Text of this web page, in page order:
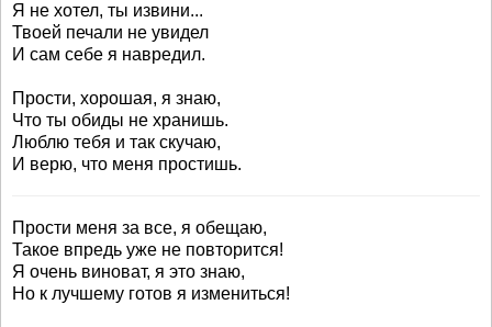
Я не хотел, ты извини...
Твоей печали не увидел
И сам себе я навредил.
Прости, хорошая, я знаю,
Что ты обиды не хранишь.
Люблю тебя и так скучаю,
И верю, что меня простишь.
Прости меня за все, я обещаю,
Такое впредь уже не повторится!
Я очень виноват, я это знаю,
Но к лучшему готов я измениться!